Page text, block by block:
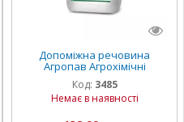
Допоміжна речовина
Агропав Агрохімічні
технології (5 л)
Код: 3485
Немає в наявності